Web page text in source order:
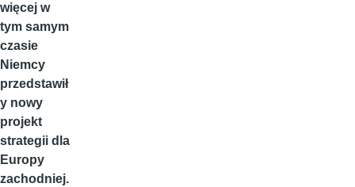
więcej w
tym samym
czasie
Niemcy
przedstawił
y nowy
projekt
strategii dla
Europy
zachodniej.